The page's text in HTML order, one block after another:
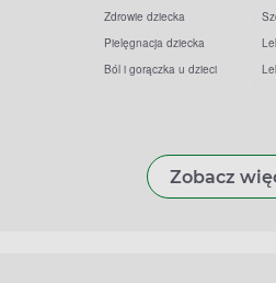
Zdrowie dziecka
Pielęgnacja dziecka
Ból i gorączka u dzieci
Zobacz